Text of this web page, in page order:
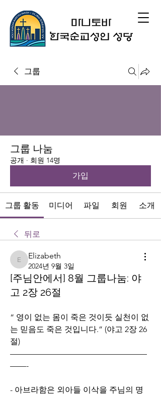
그룹
그룹 나눔
공개 · 회원 14명
가입
그룹 활동 미디어 파일 회원 소개
뒤로
Elizabeth
Elizabeth
2024년 9월 3일
[주님안에서] 8월 그룹나눔: 야
고 2장 26절
“ 영이 없는 몸이 죽은 것이듯 실천이 없
는 믿음도 죽은 것입니다.” (야고 2장 26
절)
—————————————————
——-
- 아브라함은 외아들 이삭을 주님의 명